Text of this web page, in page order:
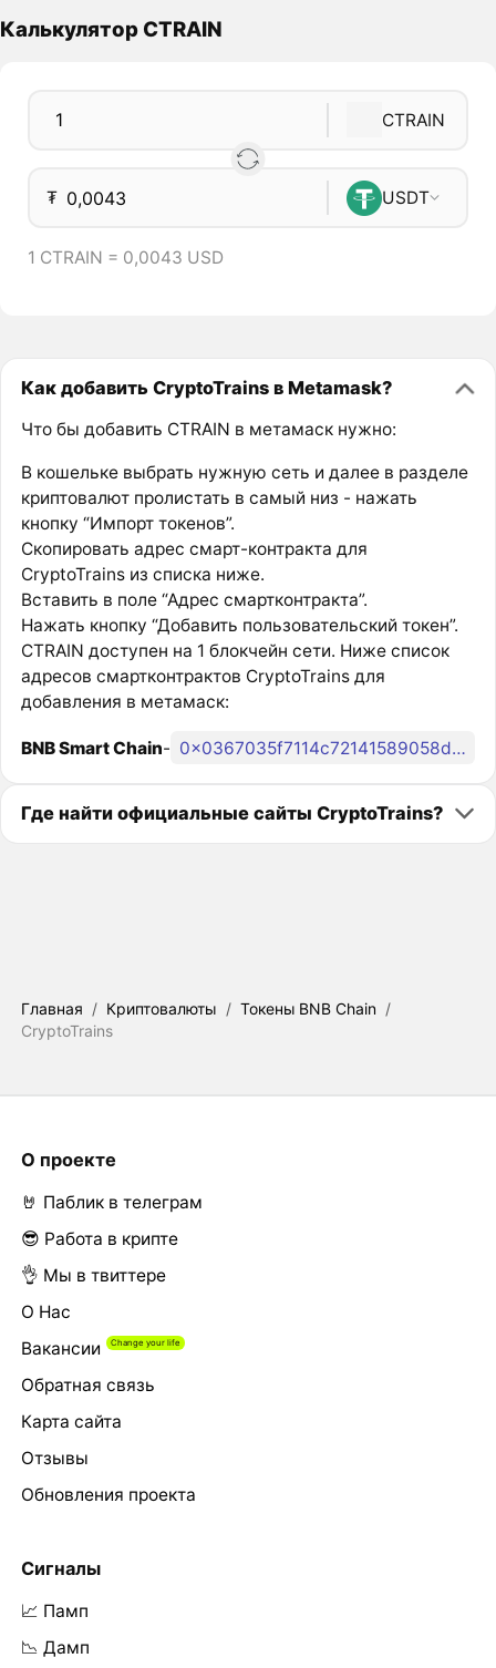
Калькулятор CTRAIN
CTRAIN
₮ USDT
1 CTRAIN = 0,0043 USD
Как добавить CryptoTrains в Metamask?
Что бы добавить CTRAIN в метамаск нужно:
В кошельке выбрать нужную сеть и далее в разделе
криптовалют пролистать в самый низ - нажать
кнопку “Импорт токенов”.
Скопировать адрес смарт-контракта для
CryptoTrains из списка ниже.
Вставить в поле “Адрес смартконтракта”.
Нажать кнопку “Добавить пользовательский токен”.
CTRAIN доступен на 1 блокчейн сети. Ниже список
адресов смартконтрактов CryptoTrains для
добавления в метамаск:
BNB Smart Chain- 0x0367035f7114c72141589058d09f11d0e76988e9
Где найти официальные сайты CryptoTrains?
Главная / Криптовалюты / Токены BNB Chain /
CryptoTrains
О проекте
🤘 Паблик в телеграм
😎 Работа в крипте
👌 Мы в твиттере
О Нас
Вакансии
Обратная связь
Карта сайта
Отзывы
Обновления проекта
Сигналы
📈 Памп
📉 Дамп